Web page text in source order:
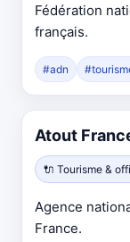
Fédération
français.
#adn
Atout
🔌 Tourisme &
Agence
France.